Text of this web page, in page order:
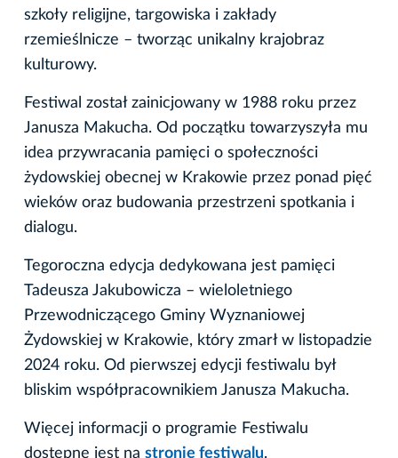
szkoły religijne, targowiska i zakłady
rzemieślnicze – tworząc unikalny krajobraz
kulturowy.
Festiwal został zainicjowany w 1988 roku przez
Janusza Makucha. Od początku towarzyszyła mu
idea przywracania pamięci o społeczności
żydowskiej obecnej w Krakowie przez ponad pięć
wieków oraz budowania przestrzeni spotkania i
dialogu.
Tegoroczna edycja dedykowana jest pamięci
Tadeusza Jakubowicza – wieloletniego
Przewodniczącego Gminy Wyznaniowej
Żydowskiej w Krakowie, który zmarł w listopadzie
2024 roku. Od pierwszej edycji festiwalu był
bliskim współpracownikiem Janusza Makucha.
Więcej informacji o programie Festiwalu
dostępne jest na stronie festiwalu.